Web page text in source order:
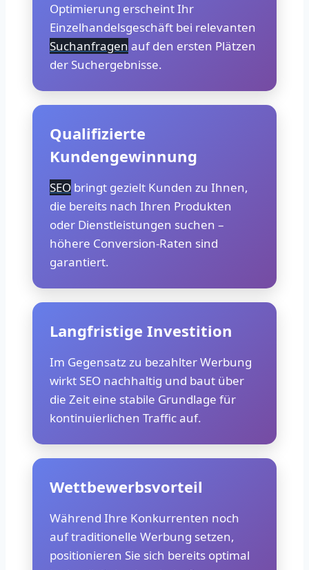
Optimierung erscheint Ihr
Einzelhandelsgeschäft bei relevanten
Suchanfragen auf den ersten Plätzen
der Suchergebnisse.
Qualifizierte
Kundengewinnung
SEO bringt gezielt Kunden zu Ihnen,
die bereits nach Ihren Produkten
oder Dienstleistungen suchen –
höhere Conversion-Raten sind
garantiert.
Langfristige Investition
Im Gegensatz zu bezahlter Werbung
wirkt SEO nachhaltig und baut über
die Zeit eine stabile Grundlage für
kontinuierlichen Traffic auf.
Wettbewerbsvorteil
Während Ihre Konkurrenten noch
auf traditionelle Werbung setzen,
positionieren Sie sich bereits optimal